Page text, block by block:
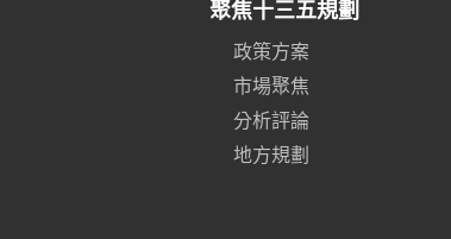
聚焦十三五規劃
政策方案
市場聚焦
分析評論
地方規劃